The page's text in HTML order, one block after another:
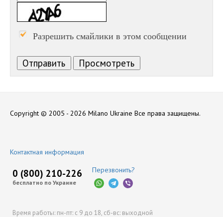
Разрешить смайлики в этом сообщении
Copyright © 2005 - 2026 Milano Ukraine Все права защищены.
Контактная информация
0 (800) 210-226
бесплатно по Украине
Перезвонить?
Время работы: пн-пт: с 9 до 18, сб-вс: выходной